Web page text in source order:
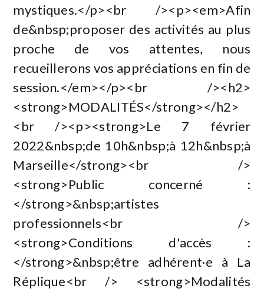
mystiques.</p><br /><p><em>Afin
de&nbsp;proposer des activités au plus
proche de vos attentes, nous
recueillerons vos appréciations en fin de
session.</em></p><br /><h2>
<strong>MODALITÉS</strong></h2>
<br /><p><strong>Le 7 février
2022&nbsp;de 10h&nbsp;à 12h&nbsp;à
Marseille</strong><br />
<strong>Public concerné :
</strong>&nbsp;artistes
professionnels<br />
<strong>Conditions d'accès :
</strong>&nbsp;être adhérent·e à La
Réplique<br /> <strong>Modalités